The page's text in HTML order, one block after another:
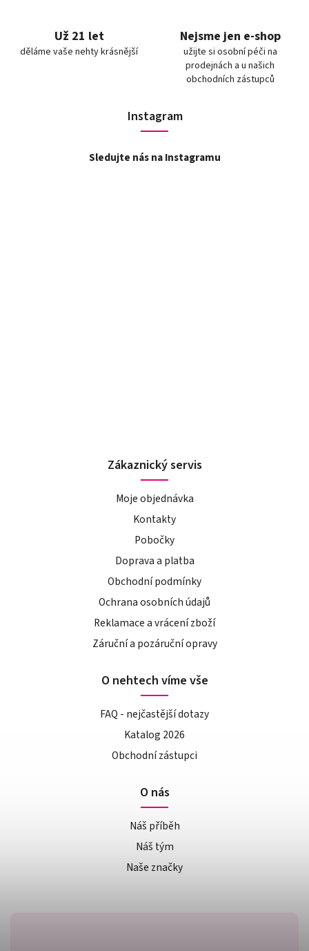
Už 21 let
děláme vaše nehty krásnější
Nejsme jen e-shop
užijte si osobní péči na
prodejnách a u našich
obchodních zástupců
Instagram
Sledujte nás na Instagramu
Zákaznický servis
Moje objednávka
Kontakty
Pobočky
Doprava a platba
Obchodní podmínky
Ochrana osobních údajů
Reklamace a vrácení zboží
Záruční a pozáruční opravy
O nehtech víme vše
FAQ - nejčastější dotazy
Katalog 2026
Obchodní zástupci
O nás
Náš příběh
Náš tým
Naše značky